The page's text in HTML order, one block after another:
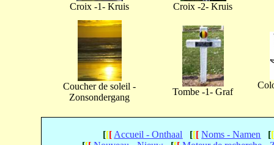
Croix -1- Kruis Croix -2- Kruis
Coucher de soleil -
Zonsondergang
Tombe -1- Graf
[[[ Accueil - Onthaal [[[ Noms - Namen [[